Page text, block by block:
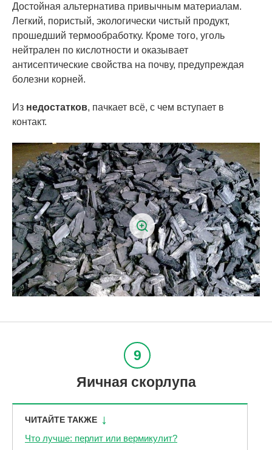
Достойная альтернатива привычным материалам.
Легкий, пористый, экологически чистый продукт,
прошедший термообработку. Кроме того, уголь
нейтрален по кислотности и оказывает
антисептические свойства на почву, предупреждая
болезни корней.
Из недостатков, пачкает всё, с чем вступает в
контакт.
Яичная скорлупа
ЧИТАЙТЕ ТАКЖЕ
Что лучше: перлит или вермикулит?